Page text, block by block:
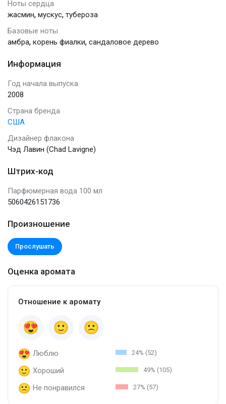
Ноты сердца
жасмин, мускус, тубероза
Базовые ноты
амбра, корень фиалки, сандаловое дерево
Информация
Год начала выпуска
2008
Страна бренда
США
Дизайнер флакона
Чэд Лавин (Chad Lavigne)
Штрих-код
Парфюмерная вода 100 мл
5060426151736
Произношение
Прослушать
Оценка аромата
Отношение к аромату
Люблю 24% (52)
Хороший 49% (105)
Не понравился 27% (57)